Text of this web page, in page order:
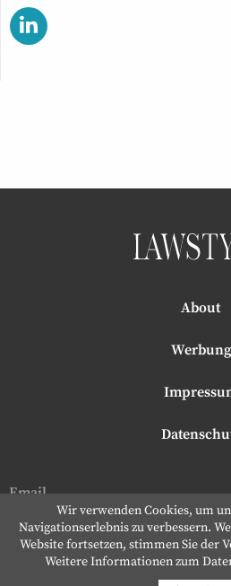
About
Werbung
Wir verwenden Cookies, um
Navigationserlebnis zu verbessern.
Website fortsetzen, stimmen Sie der
Weitere Informationen zum